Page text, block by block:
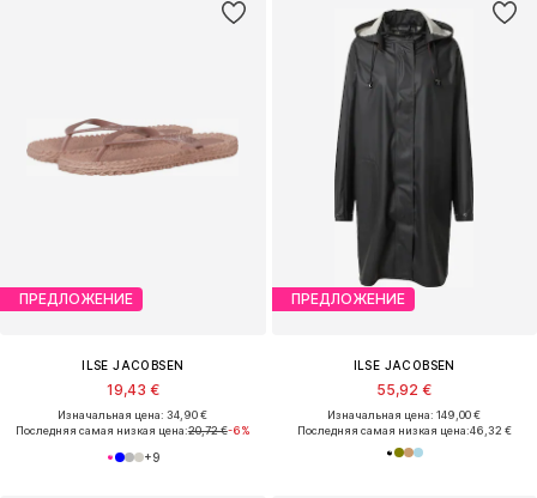
ПРЕДЛОЖЕНИЕ
ILSE JACOBSEN
19,43 €
Изначальная цена: 34,90 €
Последняя самая низкая цена:20,72 €-6%
+9
ПРЕДЛОЖЕНИЕ
ILSE JACOBSEN
55,92 €
Изначальная цена: 149,00 €
Последняя самая низкая цена:46,32 €